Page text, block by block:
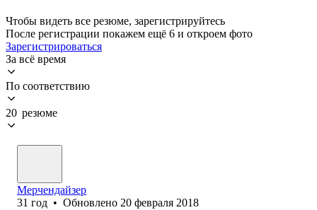
Чтобы видеть все резюме, зарегистрируйтесь
После регистрации покажем ещё 6 и откроем фото
Зарегистрироваться
За всё время
По соответствию
20 резюме
Мерчендайзер
31 год • Обновлено 20 февраля 2018